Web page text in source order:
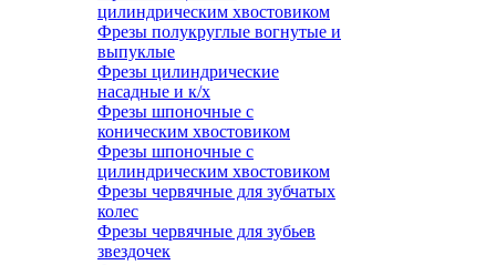
цилиндрическим хвостовиком
Фрезы полукруглые вогнутые и
выпуклые
Фрезы цилиндрические
насадные и к/х
Фрезы шпоночные с
коническим хвостовиком
Фрезы шпоночные с
цилиндрическим хвостовиком
Фрезы червячные для зубчатых
колес
Фрезы червячные для зубьев
звездочек